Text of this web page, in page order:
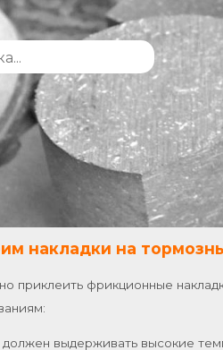
накладки на
приклеить фрикционные
выдерживать высокие